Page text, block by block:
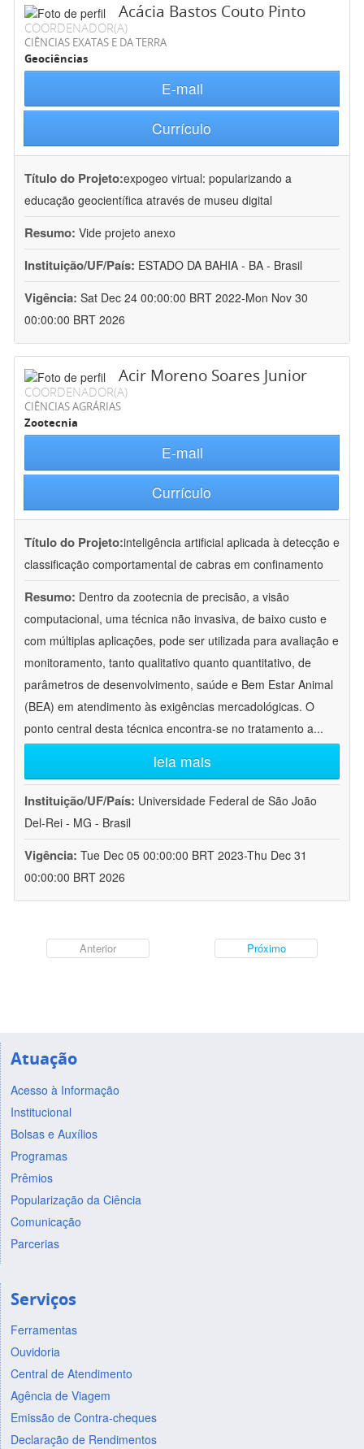
Acácia Bastos Couto Pinto
COORDENADOR(A)
CIÊNCIAS EXATAS E DA TERRA
Geociências
E-mail
Currículo
Título do Projeto:expogeo virtual: popularizando a
educação geocientífica através de museu digital
Resumo: Vide projeto anexo
Instituição/UF/País: ESTADO DA BAHIA - BA - Brasil
Vigência: Sat Dec 24 00:00:00 BRT 2022-Mon Nov 30
00:00:00 BRT 2026
Acir Moreno Soares Junior
COORDENADOR(A)
CIÊNCIAS AGRÁRIAS
Zootecnia
E-mail
Currículo
Título do Projeto:inteligência artificial aplicada à detecção e
classificação comportamental de cabras em confinamento
Resumo: Dentro da zootecnia de precisão, a visão
computacional, uma técnica não invasiva, de baixo custo e
com múltiplas aplicações, pode ser utilizada para avaliação e
monitoramento, tanto qualitativo quanto quantitativo, de
parâmetros de desenvolvimento, saúde e Bem Estar Animal
(BEA) em atendimento às exigências mercadológicas. O
ponto central desta técnica encontra-se no tratamento a...
leia mais
Instituição/UF/País: Universidade Federal de São João
Del-Rei - MG - Brasil
Vigência: Tue Dec 05 00:00:00 BRT 2023-Thu Dec 31
00:00:00 BRT 2026
Anterior Próximo
Atuação
Acesso à Informação
Institucional
Bolsas e Auxílios
Programas
Prêmios
Popularização da Ciência
Comunicação
Parcerias
Serviços
Ferramentas
Ouvidoria
Central de Atendimento
Agência de Viagem
Emissão de Contra-cheques
Declaração de Rendimentos